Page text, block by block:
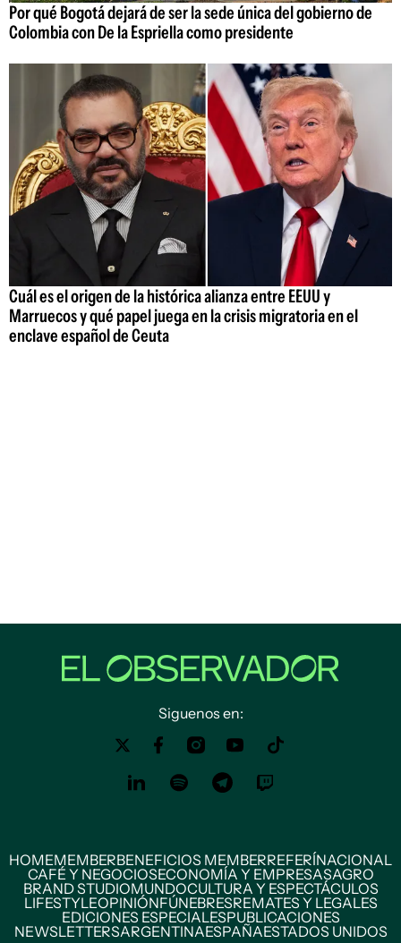
Por qué Bogotá dejará de ser la sede única del gobierno de
Colombia con De la Espriella como presidente
Cuál es el origen de la histórica alianza entre EEUU y
Marruecos y qué papel juega en la crisis migratoria en el
enclave español de Ceuta
Siguenos en:
HOMEMEMBERBENEFICIOS MEMBERREFERÍNACIONAL
CAFÉ Y NEGOCIOSECONOMÍA Y EMPRESASAGRO
BRAND STUDIOMUNDOCULTURA Y ESPECTÁCULOS
LIFESTYLEOPINIÓNFÚNEBRESREMATES Y LEGALES
EDICIONES ESPECIALESPUBLICACIONES
NEWSLETTERSARGENTINAESPAÑAESTADOS UNIDOS